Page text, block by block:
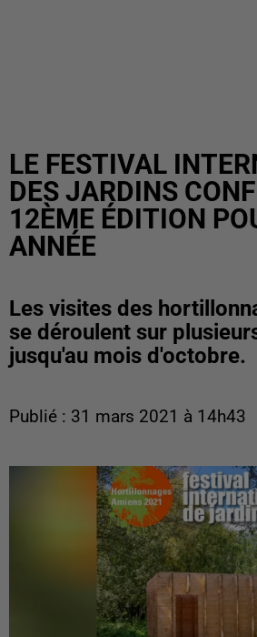
LE FESTIVAL
DES JARDINS
12ÈME ÉDITION
ANNÉE
Les visites des
se déroulent sur
jusqu'au mois d'octobre.
Publié : 31 mars 2021 à 14h43